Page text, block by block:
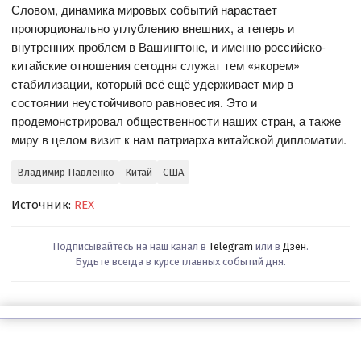
Словом, динамика мировых событий нарастает
пропорционально углублению внешних, а теперь и
внутренних проблем в Вашингтоне, и именно российско-
китайские отношения сегодня служат тем «якорем»
стабилизации, который всё ещё удерживает мир в
состоянии неустойчивого равновесия. Это и
продемонстрировал общественности наших стран, а также
миру в целом визит к нам патриарха китайской дипломатии.
Владимир Павленко Китай США
Источник: REX
Подписывайтесь на наш канал в Telegram или в Дзен.
Будьте всегда в курсе главных событий дня.